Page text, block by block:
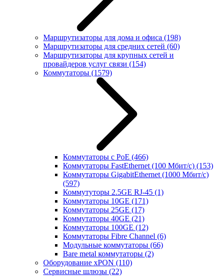
Маршрутизаторы для дома и офиса (198)
Маршрутизаторы для средних сетей (60)
Маршрутизаторы для крупных сетей и
провайдеров услуг связи (154)
Коммутаторы (1579)
Коммутаторы с PoE (466)
Коммутаторы FastEthernet (100 Мбит/с) (153)
Коммутаторы GigabitEthernet (1000 Мбит/с)
(597)
Коммутуторы 2.5GE RJ-45 (1)
Коммутаторы 10GE (171)
Коммутаторы 25GE (17)
Коммутаторы 40GE (21)
Коммутаторы 100GE (12)
Коммутаторы Fibre Channel (6)
Модульные коммутаторы (66)
Bare metal коммутаторы (2)
Оборудование xPON (110)
Сервисные шлюзы (22)